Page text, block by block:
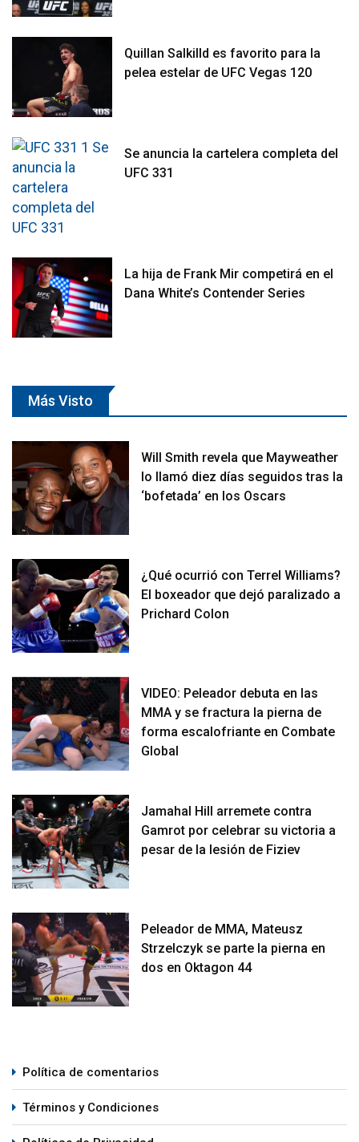
Quillan Salkilld es favorito para la
pelea estelar de UFC Vegas 120
Se anuncia la cartelera completa del
UFC 331
La hija de Frank Mir competirá en el
Dana White’s Contender Series
Más Visto
Will Smith revela que Mayweather
lo llamó diez días seguidos tras la
‘bofetada’ en los Oscars
¿Qué ocurrió con Terrel Williams?
El boxeador que dejó paralizado a
Prichard Colon
VIDEO: Peleador debuta en las
MMA y se fractura la pierna de
forma escalofriante en Combate
Global
Jamahal Hill arremete contra
Gamrot por celebrar su victoria a
pesar de la lesión de Fiziev
Peleador de MMA, Mateusz
Strzelczyk se parte la pierna en
dos en Oktagon 44
Política de comentarios
Términos y Condiciones